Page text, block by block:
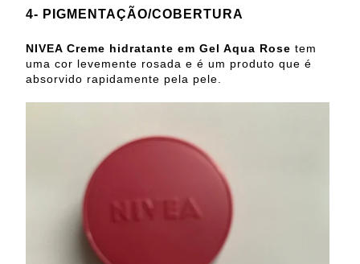
4- PIGMENTAÇÃO/COBERTURA
NIVEA Creme hidratante em Gel Aqua Rose tem
uma cor levemente rosada e é um produto que é
absorvido rapidamente pela pele.